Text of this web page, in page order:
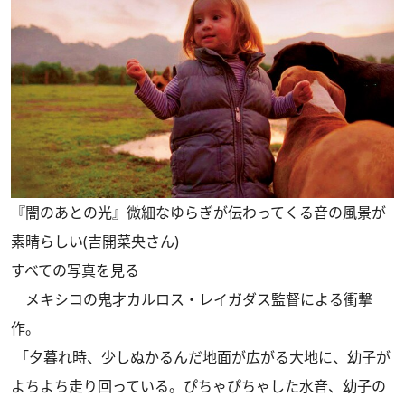
『闇のあとの光』微細なゆらぎが伝わってくる音の風景が
素晴らしい(吉開菜央さん)
すべての写真を見る
メキシコの鬼才カルロス・レイガダス監督による衝撃
作。
「夕暮れ時、少しぬかるんだ地面が広がる大地に、幼子が
よちよち走り回っている。ぴちゃぴちゃした水音、幼子の